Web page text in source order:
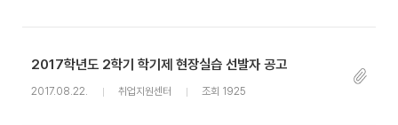
2017학년도 2학기 학기제 현장실습 선발자 공고
2017.08.22. 취업지원센터 조회 1925